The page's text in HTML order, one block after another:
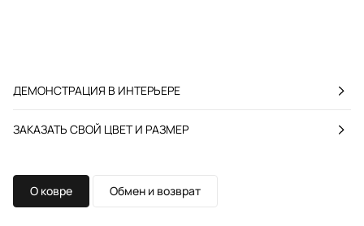
ДЕМОНСТРАЦИЯ В ИНТЕРЬЕРЕ
ЗАКАЗАТЬ СВОЙ ЦВЕТ И РАЗМЕР
О ковре Обмен и возврат